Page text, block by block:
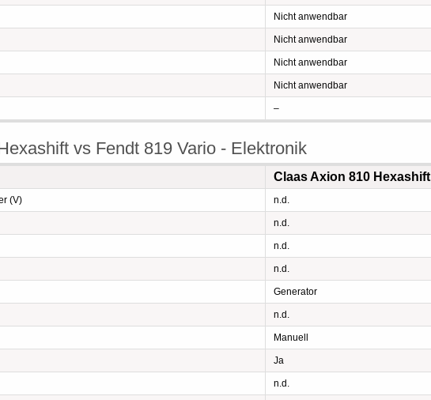
Nicht anwendbar
Nicht anwendbar
Nicht anwendbar
Nicht anwendbar
–
vs Fendt 819 Vario - Elektronik
Claas Axion 810 Hexashift
(V) n.d.
n.d.
n.d.
n.d.
Generator
n.d.
Manuell
Ja
n.d.